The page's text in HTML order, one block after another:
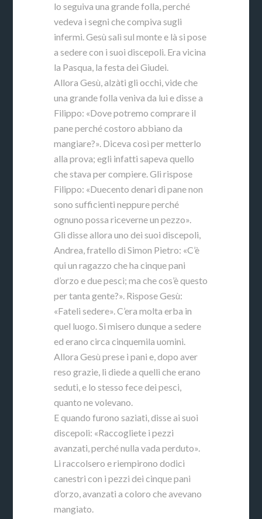
lo seguiva una grande folla, perché
vedeva i segni che compiva sugli
infermi. Gesù salì sul monte e là si pose
a sedere con i suoi discepoli. Era vicina
la Pasqua, la festa dei Giudei.
Allora Gesù, alzàti gli occhi, vide che
una grande folla veniva da lui e disse a
Filippo: «Dove potremo comprare il
pane perché costoro abbiano da
mangiare?». Diceva così per metterlo
alla prova; egli infatti sapeva quello
che stava per compiere. Gli rispose
Filippo: «Duecento denari di pane non
sono sufficienti neppure perché
ognuno possa riceverne un pezzo».
Gli disse allora uno dei suoi discepoli,
Andrea, fratello di Simon Pietro: «C’è
qui un ragazzo che ha cinque pani
d’orzo e due pesci; ma che cos’è questo
per tanta gente?». Rispose Gesù:
«Fateli sedere». C’era molta erba in
quel luogo. Si misero dunque a sedere
ed erano circa cinquemila uomini.
Allora Gesù prese i pani e, dopo aver
reso grazie, li diede a quelli che erano
seduti, e lo stesso fece dei pesci,
quanto ne volevano.
E quando furono saziati, disse ai suoi
discepoli: «Raccogliete i pezzi
avanzati, perché nulla vada perduto».
Li raccolsero e riempirono dodici
canestri con i pezzi dei cinque pani
d’orzo, avanzati a coloro che avevano
mangiato.